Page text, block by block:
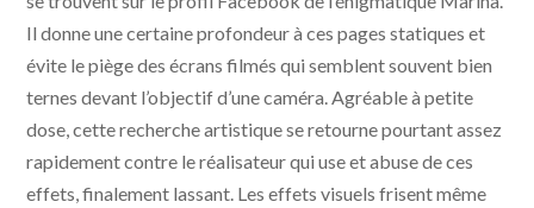
Il donne une certaine profondeur à ces pages statiques et
évite le piège des écrans filmés qui semblent souvent bien
ternes devant l’objectif d’une caméra. Agréable à petite
dose, cette recherche artistique se retourne pourtant assez
rapidement contre le réalisateur qui use et abuse de ces
effets, finalement lassant. Les effets visuels frisent même